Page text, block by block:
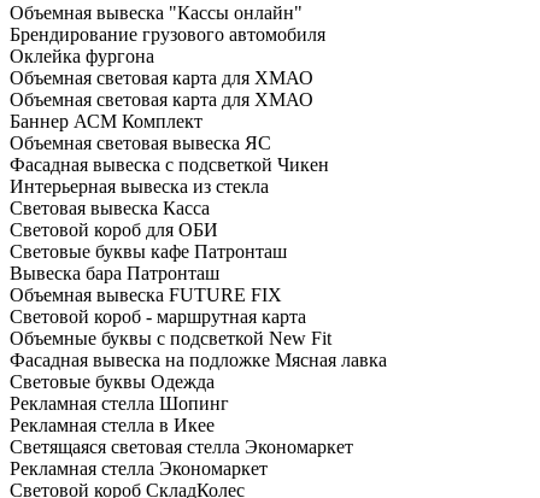
Объемная вывеска "Кассы онлайн"
Брендирование грузового автомобиля
Оклейка фургона
Объемная световая карта для ХМАО
Объемная световая карта для ХМАО
Баннер АСМ Комплект
Объемная световая вывеска ЯС
Фасадная вывеска с подсветкой Чикен
Интерьерная вывеска из стекла
Световая вывеска Касса
Световой короб для ОБИ
Световые буквы кафе Патронташ
Вывеска бара Патронташ
Объемная вывеска FUTURE FIX
Световой короб - маршрутная карта
Объемные буквы с подсветкой New Fit
Фасадная вывеска на подложке Мясная лавка
Световые буквы Одежда
Рекламная стелла Шопинг
Рекламная стелла в Икее
Светящаяся световая стелла Экономаркет
Рекламная стелла Экономаркет
Световой короб СкладКолес